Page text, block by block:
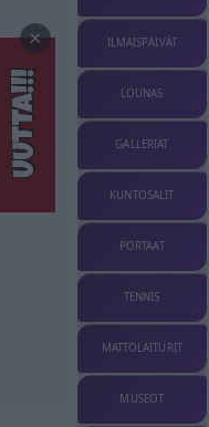
× ILMAISPÄIVÄT
LOUNAS
GALLERIAT
KUNTOSALIT
PORTAAT
TENNIS
MATTOLAITURIT
MUSEOT